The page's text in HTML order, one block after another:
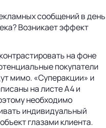
сообщений в день
Возникает эффект
на фоне
покупатели
мимо. «Суперакции» и
на листе А4 и
необходимо
индивидуальный
глазами клиента.